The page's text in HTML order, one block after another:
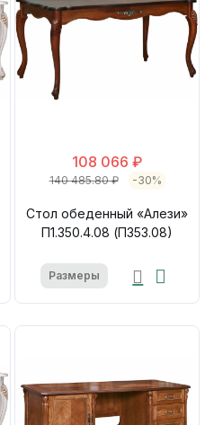
108 066 ₽
140 485.80 ₽ -30%
Стол обеденный «Алези»
П1.350.4.08 (П353.08)
Размеры